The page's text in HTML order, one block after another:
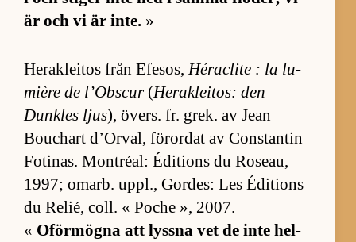
är och vi är in­te. »
Herak­le­i­tos från Efe­sos, Héraclite : la lu­
mière de l’Ob­scur(Herak­le­i­tos: den
Dunk­les ljus), övers. fr. grek. av Jean
Bouchart d’Or­val, för­or­dat av Con­stan­tin
Fo­ti­nas. Montré­al: Édi­tions du Ro­se­au,
1997; omarb. uppl., Gord­es: Les Édi­tions
du Re­lié, coll. « Poche », 2007.
« Oför­mögna att lyssna vet de inte hel­